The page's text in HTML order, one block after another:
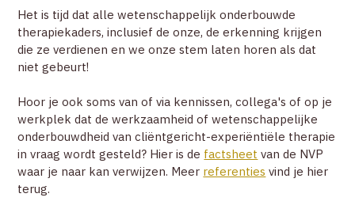
Het is tijd dat alle wetenschappelijk onderbouwde
therapiekaders, inclusief de onze, de erkenning krijgen
die ze verdienen en we onze stem laten horen als dat
niet gebeurt!
Hoor je ook soms van of via kennissen, collega's of op je
werkplek dat de werkzaamheid of wetenschappelijke
onderbouwdheid van cliëntgericht-experiëntiële therapie
in vraag wordt gesteld? Hier is de factsheet van de NVP
waar je naar kan verwijzen. Meer referenties vind je hier
terug.